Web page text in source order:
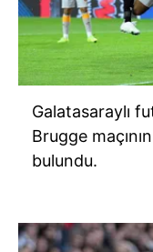
Galatasaraylı
Brugge
bulundu.